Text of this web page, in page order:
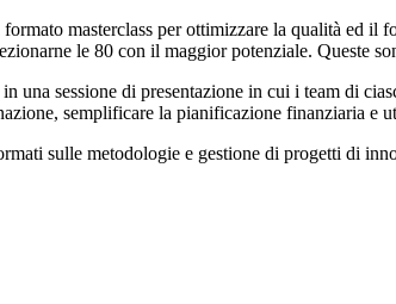
masterclass per ottimizzare la qualità ed il
le 80 con il maggior potenziale. Queste
una sessione di presentazione in cui i team di
semplificare la pianificazione finanziaria e
sulle metodologie e gestione di progetti di